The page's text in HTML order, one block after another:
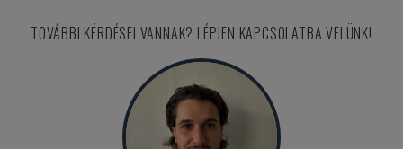
TOVÁBBI KÉRDÉSEI VANNAK? LÉPJEN KAPCSOLATBA VELÜNK!